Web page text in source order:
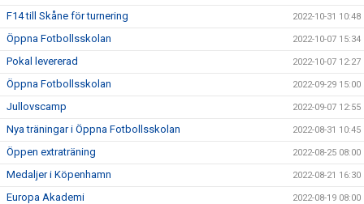
F14 till Skåne för turnering 2022-10-31 10:48
Öppna Fotbollsskolan 2022-10-07 15:34
Pokal levererad 2022-10-07 12:27
Öppna Fotbollsskolan 2022-09-29 15:00
Jullovscamp 2022-09-07 12:55
Nya träningar i Öppna Fotbollsskolan 2022-08-31 10:45
Öppen extraträning 2022-08-25 08:00
Medaljer i Köpenhamn 2022-08-21 16:30
Europa Akademi 2022-08-19 08:00